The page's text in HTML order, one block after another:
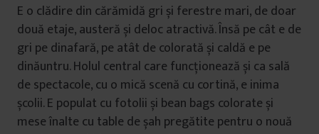
E o clădire din cărămidă gri și ferestre mari, de doar
două etaje, austeră și deloc atractivă. Însă pe cât e de
gri pe dinafară, pe atât de colorată și caldă e pe
dinăuntru. Holul central care funcționează și ca sală
de spectacole, cu o mică scenă cu cortină, e inima
școlii. E populat cu fotolii și bean bags colorate și
mese înalte cu table de șah pregătite pentru o nouă